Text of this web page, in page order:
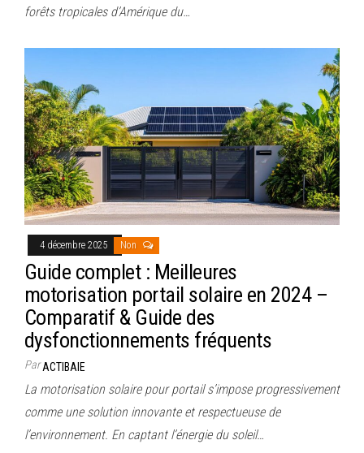
forêts tropicales d’Amérique du…
4 décembre 2025 Non
Guide complet : Meilleures
motorisation portail solaire en 2024 –
Comparatif & Guide des
dysfonctionnements fréquents
ParACTIBAIE
La motorisation solaire pour portail s’impose progressivement
comme une solution innovante et respectueuse de
l’environnement. En captant l’énergie du soleil…